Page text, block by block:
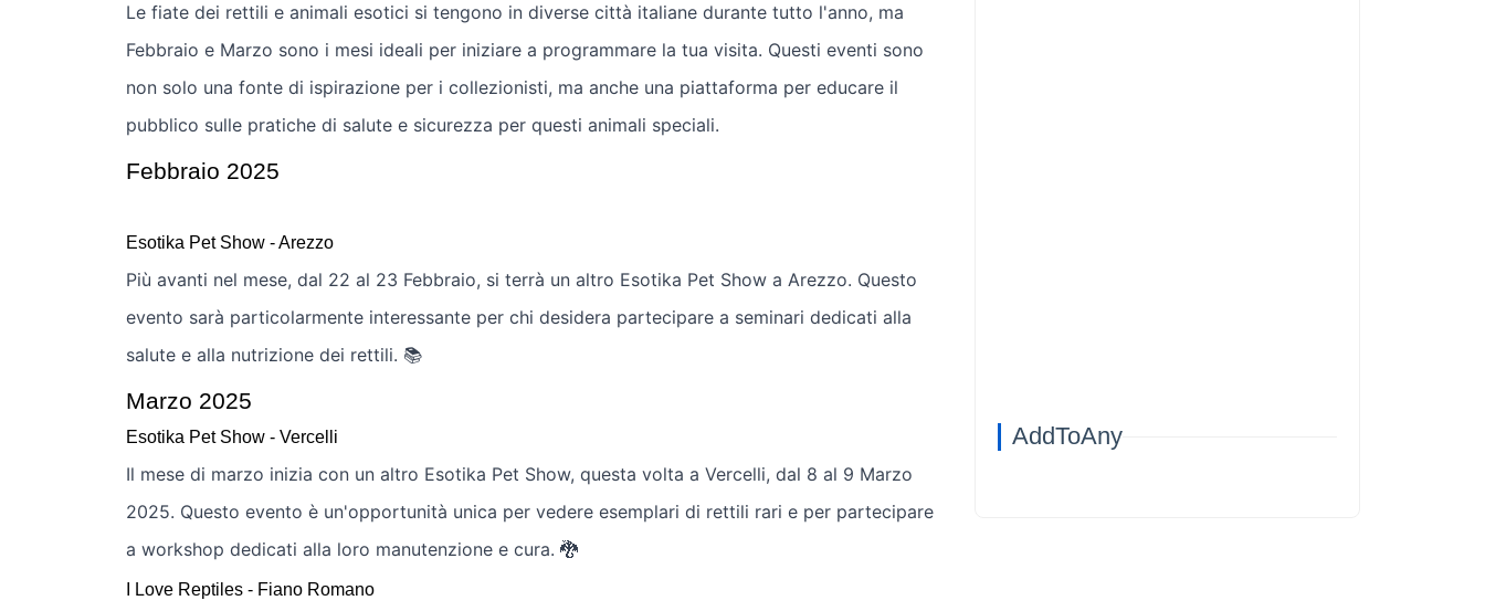
Le fiate dei rettili e animali esotici si tengono in diverse città italiane durante tutto l'anno, ma
Febbraio e Marzo sono i mesi ideali per iniziare a programmare la tua visita. Questi eventi sono
non solo una fonte di ispirazione per i collezionisti, ma anche una piattaforma per educare il
pubblico sulle pratiche di salute e sicurezza per questi animali speciali.
Febbraio 2025
Esotika Pet Show - Arezzo
Più avanti nel mese, dal 22 al 23 Febbraio, si terrà un altro Esotika Pet Show a Arezzo. Questo
evento sarà particolarmente interessante per chi desidera partecipare a seminari dedicati alla
salute e alla nutrizione dei rettili. 📚
Marzo 2025
Esotika Pet Show - Vercelli
Il mese di marzo inizia con un altro Esotika Pet Show, questa volta a Vercelli, dal 8 al 9 Marzo
2025. Questo evento è un'opportunità unica per vedere esemplari di rettili rari e per partecipare
a workshop dedicati alla loro manutenzione e cura. 🐉
I Love Reptiles - Fiano Romano
AddToAny